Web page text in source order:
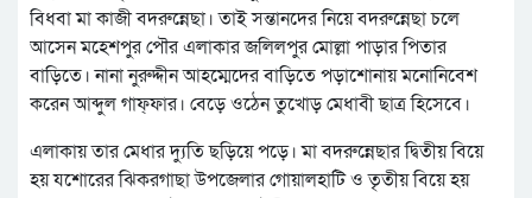
বিধবা মা কাজী বদরুন্নেছা। তাই সন্তানদের নিয়ে বদরুন্নেছা চলে
আসেন মহেশপুর পৌর এলাকার জলিলপুর মোল্লা পাড়ার পিতার
বাড়িতে। নানা নুরুদ্দীন আহম্মেদের বাড়িতে পড়াশোনায় মনোনিবেশ
করেন আব্দুল গাফ্ফার। বেড়ে ওঠেন তুখোড় মেধাবী ছাত্র হিসেবে।
এলাকায় তার মেধার দ্যুতি ছড়িয়ে পড়ে। মা বদরুন্নেছার দ্বিতীয় বিয়ে
হয় যশোরের ঝিকরগাছা উপজেলার গোয়ালহাটি ও তৃতীয় বিয়ে হয়